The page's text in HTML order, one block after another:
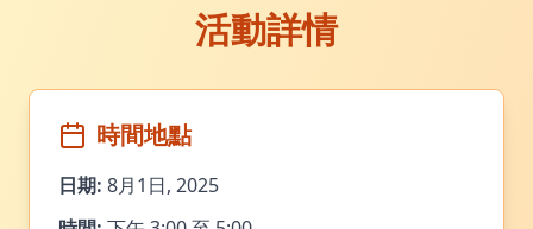
活動詳情
時間地點
日期: 8月1日, 2025